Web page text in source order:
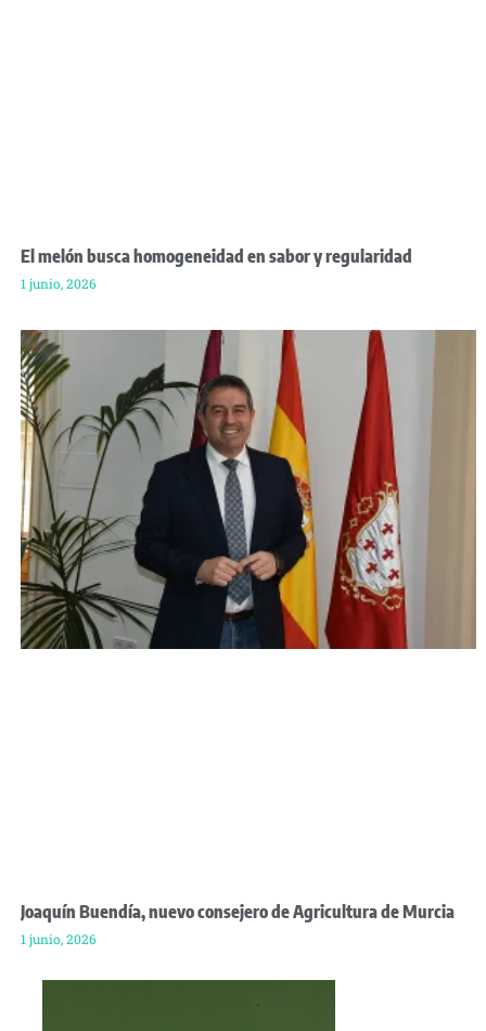
El melón busca homogeneidad en sabor y regularidad
1 junio, 2026
Joaquín Buendía, nuevo consejero de Agricultura de Murcia
1 junio, 2026